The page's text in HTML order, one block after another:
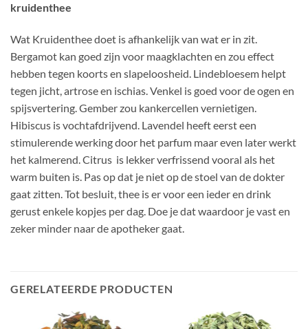
kruidenthee
Wat Kruidenthee doet is afhankelijk van wat er in zit.
Bergamot kan goed zijn voor maagklachten en zou effect
hebben tegen koorts en slapeloosheid. Lindebloesem helpt
tegen jicht, artrose en ischias. Venkel is goed voor de ogen en
spijsvertering. Gember zou kankercellen vernietigen.
Hibiscus is vochtafdrijvend. Lavendel heeft eerst een
stimulerende werking door het parfum maar even later werkt
het kalmerend. Citrus is lekker verfrissend vooral als het
warm buiten is. Pas op dat je niet op de stoel van de dokter
gaat zitten. Tot besluit, thee is er voor een ieder en drink
gerust enkele kopjes per dag. Doe je dat waardoor je vast en
zeker minder naar de apotheker gaat.
GERELATEERDE PRODUCTEN